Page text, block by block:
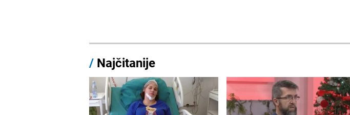
/ Najčitanije